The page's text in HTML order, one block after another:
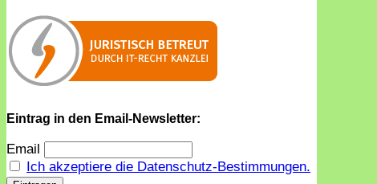
Eintrag in den Email-Newsletter:
Email
Ich akzeptiere die Datenschutz-Bestimmungen.